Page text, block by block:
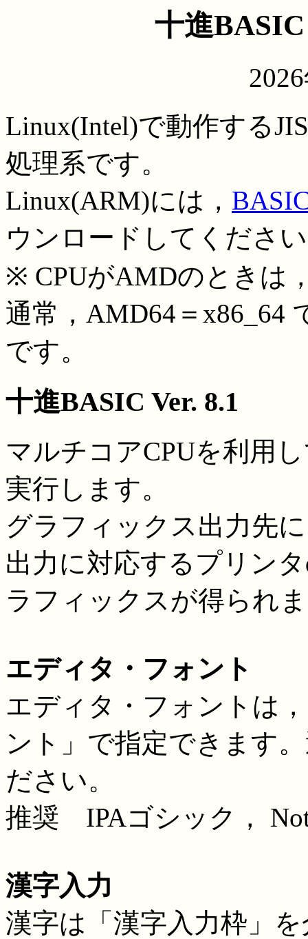
十進
Linux(Intel)で動作する
処理系です。
Linux(ARM)には，
ウンロードしてくださ
※ CPUがAMDのときは
通常，AMD64＝x86_64
です。
十進BASIC Ver. 8.1
マルチコアCPUを利用
実行します。
グラフィックス出力先
出力に対応するプリン
ラフィックスが得られ
エディタ・フォント
エディタ・フォントは
ント」で指定できます
ださい。
推奨 IPAゴシック，
漢字入力
漢字は「漢字入力枠」